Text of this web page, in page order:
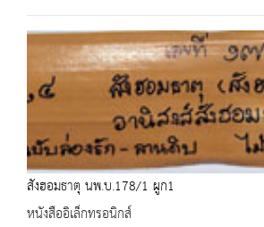
สังฮอมธาตุ นพ.บ.178/1 ผูก1
หนังสืออิเล็กทรอนิกส์